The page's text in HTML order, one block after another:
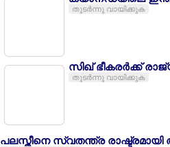
തുടര്‍ന്നു വായിക്കുക
സിഖ് ഭീകരര്‍ക്ക്
തുടര്‍ന്നു വായിക്കുക
പലസ്തീനെ സ്വതന്ത്ര